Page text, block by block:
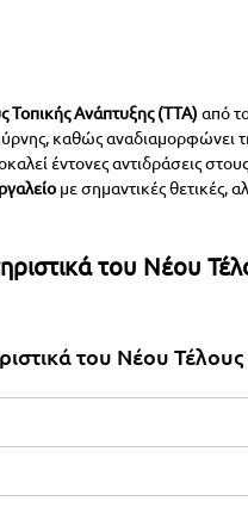
Τοπικής Ανάπτυξης (ΤΤΑ) από
καθώς αναδιαμορφώνει
έντονες αντιδράσεις
με σημαντικές θετικές,
του Νέου
του Νέου